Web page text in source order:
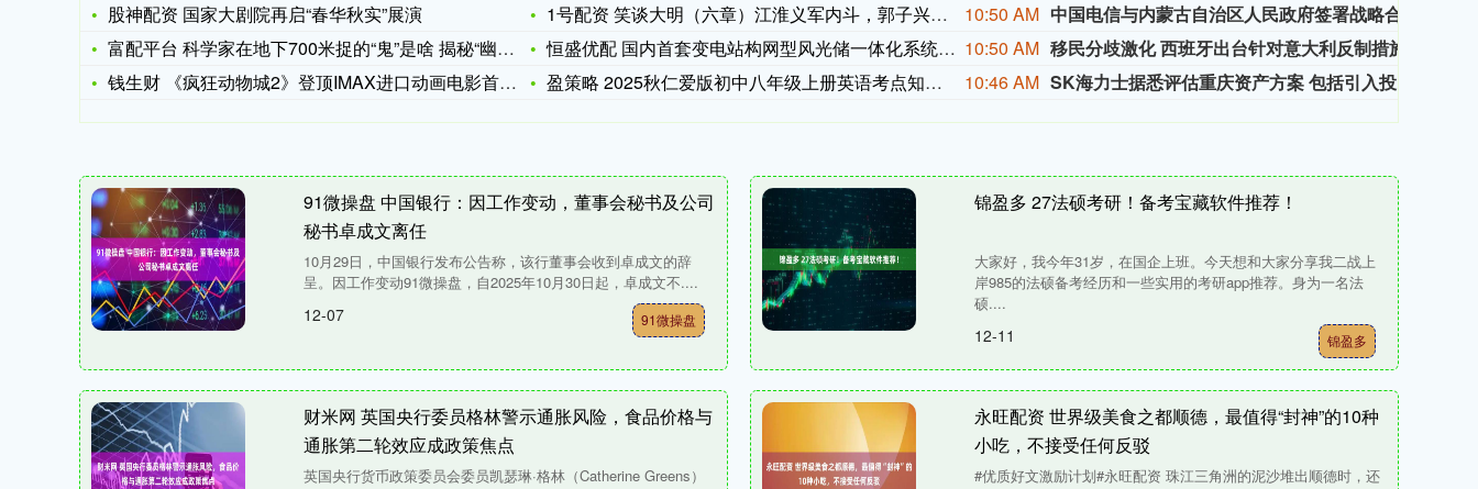
股神配资 国家大剧院再启“春华秋实”展演
富配平台 科学家在地下700米捉的“鬼”是啥 揭秘“幽灵粒子
钱生财 《疯狂动物城2》登顶IMAX进口动画电影首周末票房榜
1号配资 笑谈大明（六章）江淮义军内斗，郭子兴突然死亡，朱元
恒盛优配 国内首套变电站构网型风光储一体化系统投运
盈策略 2025秋仁爱版初中八年级上册英语考点知识点汇总（电
10:50 AM
10:50 AM
10:46 AM
SK海力士据悉评估重庆资产方案 包括引入投资者
91微操盘 中国银行：因工作变动，董事会秘书及公司
秘书卓成文离任
10月29日，中国银行发布公告称，该行董事会收到卓成文的辞
呈。因工作变动91微操盘，自2025年10月30日起，卓成文不....
12-07 91微操盘
锦盈多 27法硕考研！备考宝藏软件推荐！
大家好，我今年31岁，在国企上班。今天想和大家分享我二战上
岸985的法硕备考经历和一些实用的考研app推荐。身为一名法
硕....
12-11 锦盈多
财米网 英国央行委员格林警示通胀风险，食品价格与
通胀第二轮效应成政策焦点
英国央行货币政策委员会委员凯瑟琳·格林（Catherine Greens）
永旺配资 世界级美食之都顺德，最值得“封神”的10种
小吃，不接受任何反驳
#优质好文激励计划#永旺配资 珠江三角洲的泥沙堆出顺德时，还